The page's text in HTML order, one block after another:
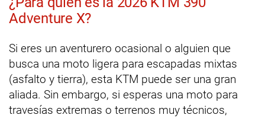
Adventure X?
Si eres un aventurero ocasional o alguien que
busca una moto ligera para escapadas mixtas
(asfalto y tierra), esta KTM puede ser una gran
aliada. Sin embargo, si esperas una moto para
travesías extremas o terrenos muy técnicos,